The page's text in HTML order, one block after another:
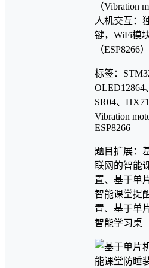
（Vibration
人机交互：
键，WiFi模
（ESP8266）
标签：
OLED12864
SR04、
Vibration
ESP8266
题目扩展：
联网的智能
置、基于单
智能课堂提
置、基于单
智能学习桌